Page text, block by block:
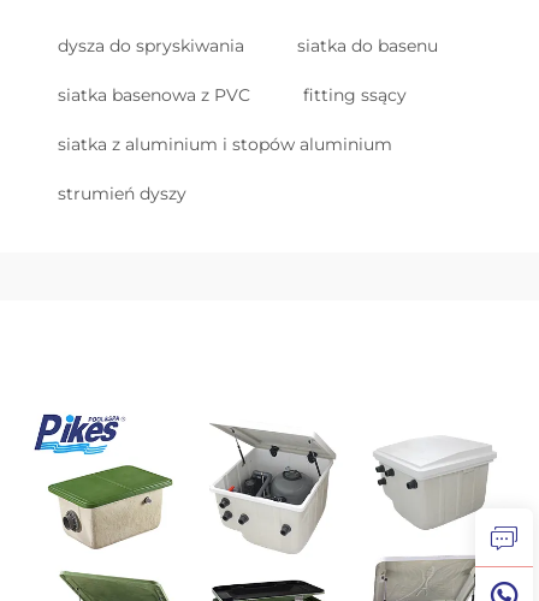
dysza do spryskiwania siatka do basenu
siatka basenowa z PVC fitting ssący
siatka z aluminium i stopów aluminium
strumień dyszy